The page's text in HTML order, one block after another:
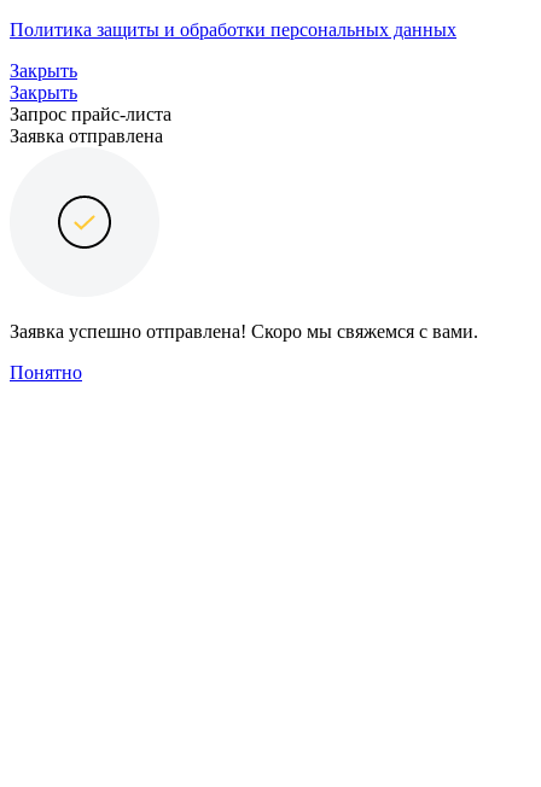
Политика защиты и обработки персональных данных
Закрыть
Закрыть
Запрос прайс-листа
Заявка отправлена
Заявка успешно отправлена! Скоро мы свяжемся с вами.
Понятно